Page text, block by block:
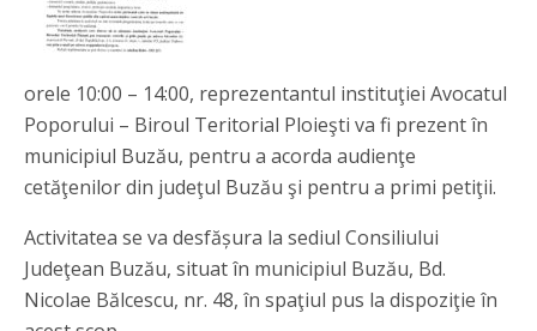
orele 10:00 – 14:00, reprezentantul instituţiei Avocatul
Poporului – Biroul Teritorial Ploieşti va fi prezent în
municipiul Buzău, pentru a acorda audienţe
cetăţenilor din judeţul Buzău şi pentru a primi petiţii.
Activitatea se va desfășura la sediul Consiliului
Judeţean Buzău, situat în municipiul Buzău, Bd.
Nicolae Bălcescu, nr. 48, în spaţiul pus la dispoziţie în